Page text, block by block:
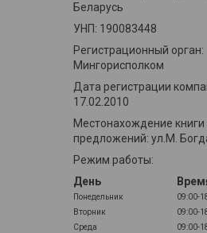
Беларусь
УНП: 190083448
Регистрационный орган:
Мингорисполком
Дата регистрации
17.02.2010
Местонахождение
предложений: ул.М.
Режим работы:
День
Понедельник
09:00-
Вторник
09:00-
Среда
09:00-